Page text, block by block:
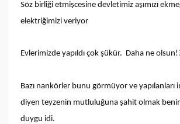
Söz birliği etmişcesine devletimiz aşımızı
elektriğimizi veriyor
Evlerimizde yapıldı çok şükür. Daha ne
Bazı nankörler bunu görmüyor ve yapılanları
diyen teyzenin mutluluğuna şahit olmak
duygu idi.